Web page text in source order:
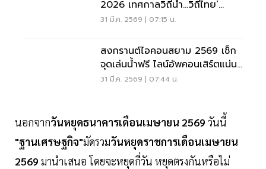
2026 เทศกาลวิถีน้ำ…วิถีไทย’
สืบสานประเพณีสงกรานต์
31 มี.ค. 2569 | 07:15 น.
สงกรานต์ไอคอนสยาม 2569 เช็ก
จุดเล่นน้ำฟรี ไลน์อัพคอนเสิร์ตแน่น
10-15 เม.ย.นี้
31 มี.ค. 2569 | 07:44 น.
นอกจากวันหยุดธนาคารเดือนเมษายน 2569 วันนี้
"ฐานเศรษฐกิจ"มัดรวมวันหยุดราชการเดือนเมษายน
2569 มานำเสนอ โดยจะหยุดกี่วัน หยุดตรงกันหรือไม่